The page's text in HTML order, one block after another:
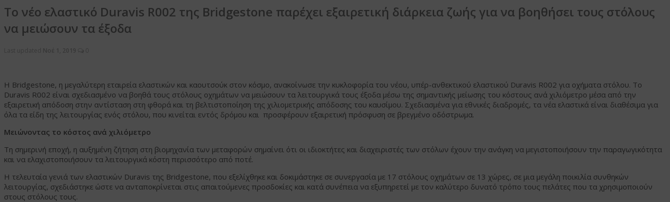
Το νέο ελαστικό Duravis R002 της Bridgestone παρέχει εξαιρετική διάρκεια ζωής για να βοηθήσει τους στόλους
να μειώσουν τα έξοδα
Η Bridgestone, η μεγαλύτερη εταιρεία ελαστικών και καουτσούκ στον κόσμο, ανακοίνωσε την κυκλοφορία του νέου, υπέρ-ανθεκτικού ελαστικού Duravis R002 για οχήματα στόλου. Το
Duravis R002 είναι σχεδιασμένο να βοηθά τους στόλους οχημάτων να μειώσουν τα λειτουργικά τους έξοδα μέσω της σημαντικής μείωσης του κόστους ανά χιλιόμετρο μέσα από την
εξαιρετική απόδοση στην αντίσταση στη φθορά και τη βελτιστοποίηση της χιλιομετρικής απόδοσης του καυσίμου. Σχεδιασμένα για εθνικές διαδρομές, τα νέα ελαστικά είναι διαθέσιμα για
όλα τα είδη της λειτουργίας ενός στόλου, που κινείται εντός δρόμου και προσφέρουν εξαιρετική πρόσφυση σε βρεγμένο οδόστρωμα.
Μειώνοντας το κόστος ανά χιλιόμετρο
Τη σημερινή εποχή, η αυξημένη ζήτηση στη βιομηχανία των μεταφορών σημαίνει ότι οι ιδιοκτήτες και διαχειριστές των στόλων έχουν την ανάγκη να μεγιστοποιήσουν την παραγωγικότητα
και να ελαχιστοποιήσουν τα λειτουργικά κόστη περισσότερο από ποτέ.
Η τελευταία γενιά των ελαστικών Duravis της Bridgestone, που εξελίχθηκε και δοκιμάστηκε σε συνεργασία με 17 στόλους οχημάτων σε 13 χώρες, σε μια μεγάλη ποικιλία συνθηκών
λειτουργίας, σχεδιάστηκε ώστε να ανταποκρίνεται στις απαιτούμενες προσδοκίες και κατά συνέπεια να εξυπηρετεί με τον καλύτερο δυνατό τρόπο τους πελάτες που τα χρησιμοποιούν
στους στόλους τους.